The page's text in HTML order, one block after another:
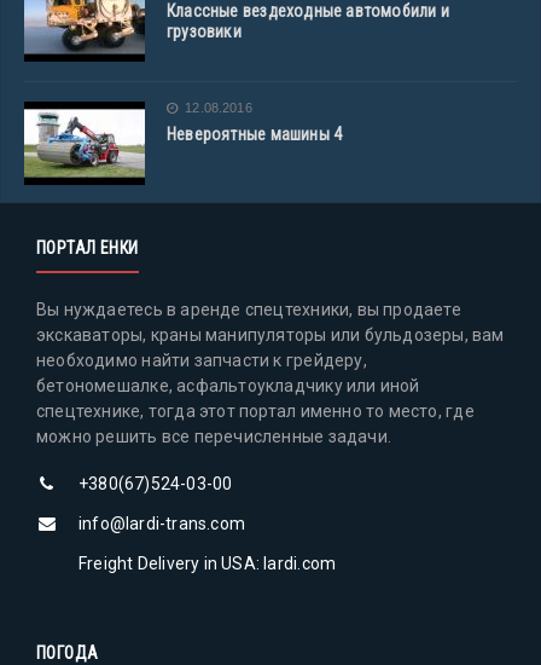
Классные вездеходные автомобили и
грузовики
12.08.2016
Невероятные машины 4
ПОРТАЛ ЕНКИ
Вы нуждаетесь в аренде спецтехники, вы продаете
экскаваторы, краны манипуляторы или бульдозеры, вам
необходимо найти запчасти к грейдеру,
бетономешалке, асфальтоукладчику или иной
спецтехнике, тогда этот портал именно то место, где
можно решить все перечисленные задачи.
+380(67)524-03-00
info@lardi-trans.com
Freight Delivery in USA: lardi.com
ПОГОДА